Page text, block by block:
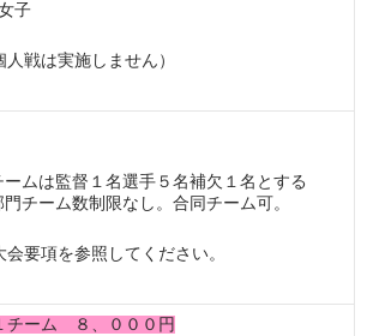
子
人戦は実施しません）
ームは監督１名選手５名補欠１名とする
門チーム数制限なし。合同チーム可。
要項を参照してください。
ーム ８、０００円